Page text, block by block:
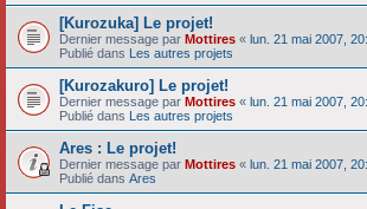
[Kurozuka] Le projet!
Dernier message par Mottires « lun. 21 mai 2007,
Publié dans Les autres projets
[Kurozakuro] Le projet!
Dernier message par Mottires « lun. 21 mai 2007,
Publié dans Les autres projets
Ares : Le projet!
Dernier message par Mottires « lun. 21 mai 2007,
Publié dans Ares